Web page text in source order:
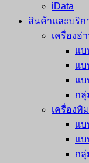
iData
สินค้าและบริก
เครื่องอ่
แบ
แบ
แบ
กลุ่
เครื่องพิ
แบ
แบ
กลุ่